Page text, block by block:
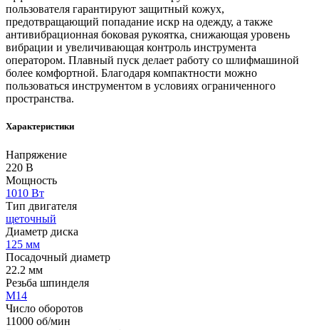
пользователя гарантируют защитный кожух,
предотвращающий попадание искр на одежду, а также
антивибрационная боковая рукоятка, снижающая уровень
вибрации и увеличивающая контроль инструмента
оператором. Плавный пуск делает работу со шлифмашиной
более комфортной. Благодаря компактности можно
пользоваться инструментом в условиях ограниченного
пространства.
Характеристики
Напряжение
220 В
Мощность
1010 Вт
Тип двигателя
щеточный
Диаметр диска
125 мм
Посадочный диаметр
22.2 мм
Резьба шпинделя
М14
Число оборотов
11000 об/мин